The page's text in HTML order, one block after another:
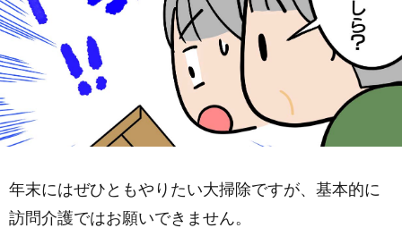
年末にはぜひともやりたい大掃除ですが、基本的に
訪問介護ではお願いできません。